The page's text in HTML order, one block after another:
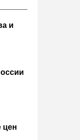
и
цен